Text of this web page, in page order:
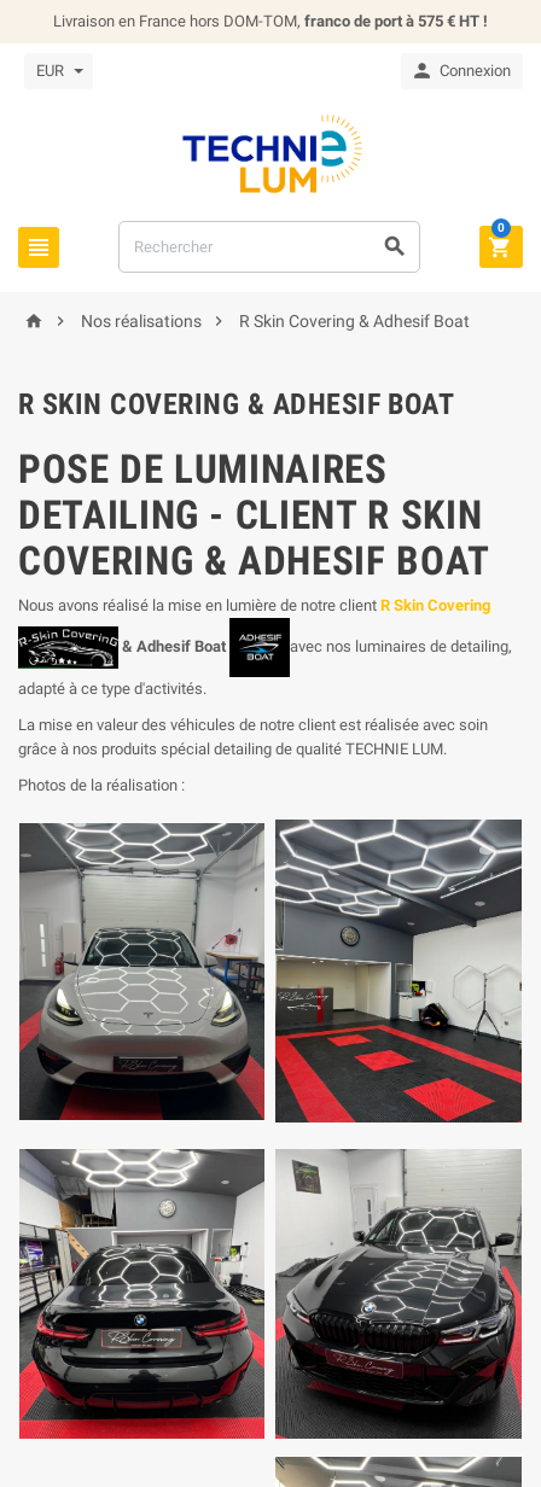
Livraison en France hors DOM-TOM, franco de port à 575 € HT !
EUR  Connexion
  
0
  Nos réalisations  R Skin Covering & Adhesif Boat
R SKIN COVERING & ADHESIF BOAT
POSE DE LUMINAIRES
DETAILING - CLIENT R SKIN
COVERING & ADHESIF BOAT
Nous avons réalisé la mise en lumière de notre client R Skin Covering
& Adhesif Boat avec nos luminaires de detailing,
adapté à ce type d'activités.
La mise en valeur des véhicules de notre client est réalisée avec soin
grâce à nos produits spécial detailing de qualité TECHNIE LUM.
Photos de la réalisation :